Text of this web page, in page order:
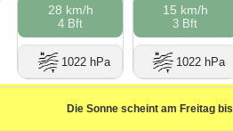
28 km/h
4 Bft
1022 hPa
15 km/h
3 Bft
1022 hPa
Die Sonne scheint am Freitag